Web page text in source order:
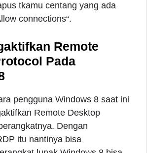
tkamu centang yang ada
connections“.
Remote
Pada
pengguna Windows 8 saat ini
Remote Desktop
Dengan
itu nantinya bisa